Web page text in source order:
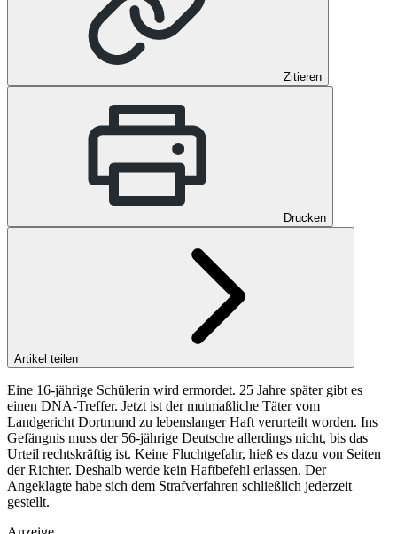
Zitieren
Drucken
Artikel teilen
Eine 16-jährige Schülerin wird ermordet. 25 Jahre später gibt es
einen DNA-Treffer. Jetzt ist der mutmaßliche Täter vom
Landgericht Dortmund zu lebenslanger Haft verurteilt worden. Ins
Gefängnis muss der 56-jährige Deutsche allerdings nicht, bis das
Urteil rechtskräftig ist. Keine Fluchtgefahr, hieß es dazu von Seiten
der Richter. Deshalb werde kein Haftbefehl erlassen. Der
Angeklagte habe sich dem Strafverfahren schließlich jederzeit
gestellt.